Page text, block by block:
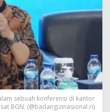
sebuah konferensi di kantor
BGN. (@badangizinasional.ri)